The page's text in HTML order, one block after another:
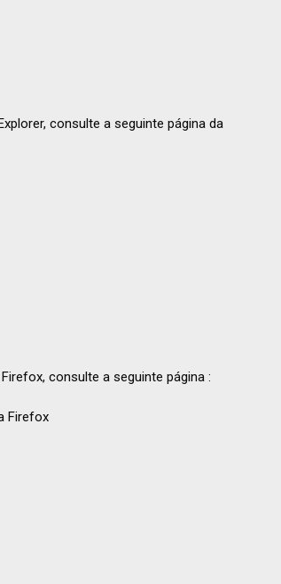
consulte a seguinte página da
consulte a seguinte página :
Firefox